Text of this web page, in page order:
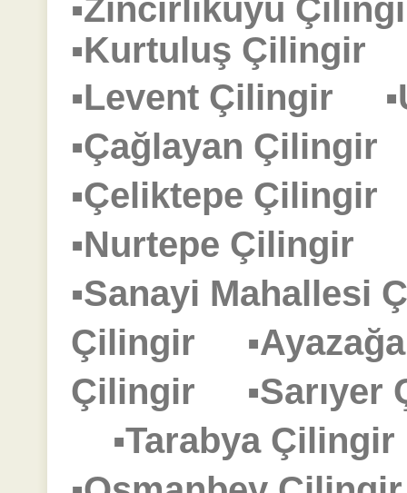
▪Zincirlikuyu
▪Kurtuluş
▪Levent Çilingir
▪Çağlayan
▪Çeliktepe
▪Nurtepe Çilingir
▪Sanayi
Çilingir
Çilingir
▪Tarabya